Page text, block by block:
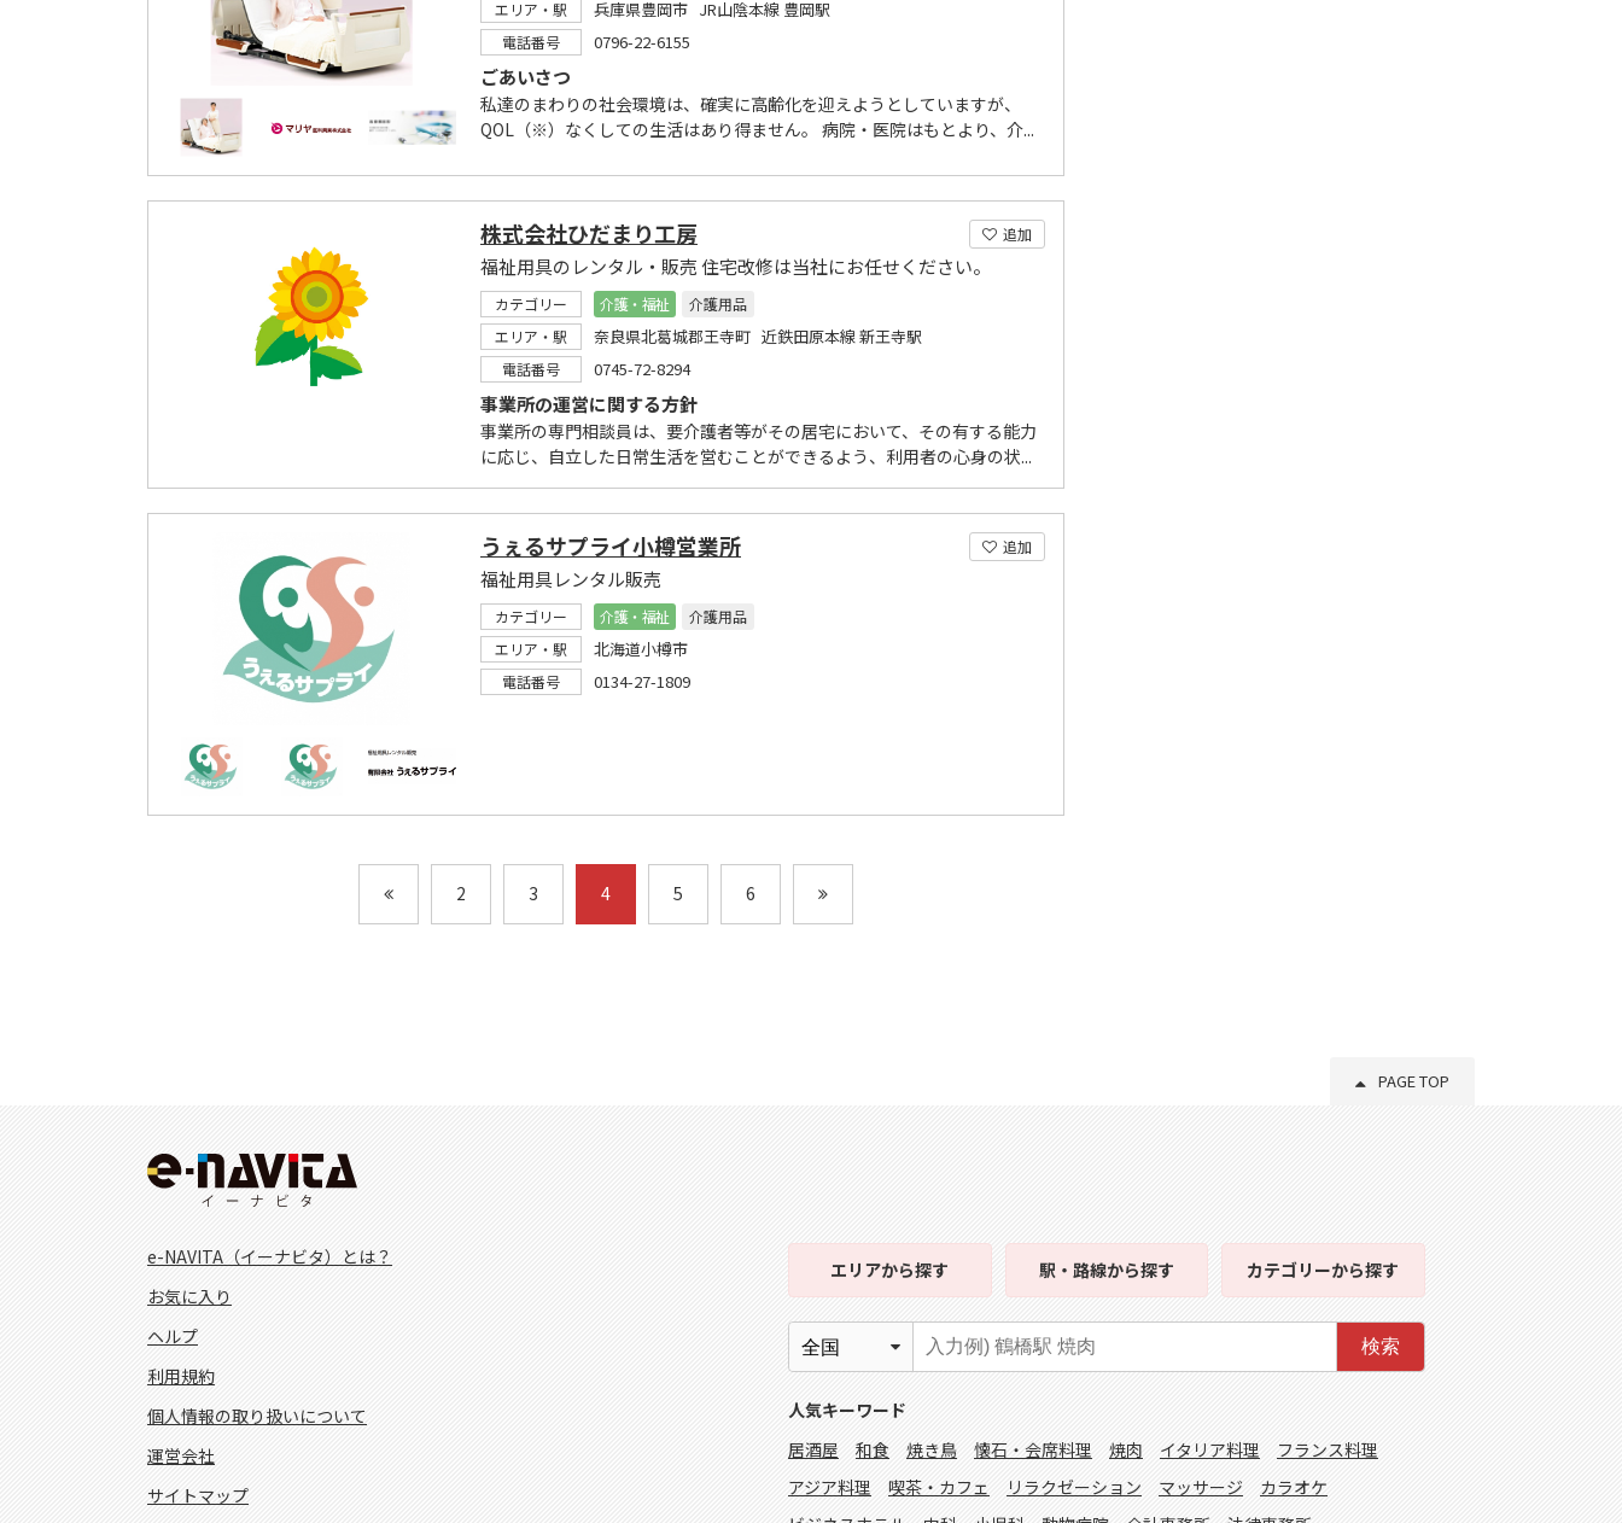
エリア・駅
兵庫県豊岡市 JR山陰本線 豊岡駅
電話番号 0796-22-6155
ごあいさつ
私達のまわりの社会環境は、確実に高齢化を迎えようとしていますが、
QOL（※）なくしての生活はあり得ません。 病院・医院はもとより、介...
追加
株式会社ひだまり工房
福祉用具のレンタル・販売 住宅改修は当社にお任せください。
カテゴリー 介護・福祉
介護用品
エリア・駅
奈良県北葛城郡王寺町 近鉄田原本線 新王寺駅
電話番号 0745-72-8294
事業所の運営に関する方針
事業所の専門相談員は、要介護者等がその居宅において、その有する能力
に応じ、自立した日常生活を営むことができるよう、利用者の心身の状...
追加
うぇるサプライ小樽営業所
福祉用具レンタル販売
カテゴリー 介護・福祉
介護用品
エリア・駅
北海道小樽市
電話番号 0134-27-1809
2 3 4 5 6
PAGE TOP
e-NAVITA（イーナビタ）とは？
お気に入り
ヘルプ
利用規約
個人情報の取り扱いについて
運営会社
サイトマップ
エリアから探す 駅・路線から探す カテゴリーから探す
検索
人気キーワード
居酒屋
和食 焼き鳥 懐石・会席料理 焼肉 イタリア料理
フランス料理
アジア料理
喫茶・カフェ リラクゼーション マッサージ
カラオケ